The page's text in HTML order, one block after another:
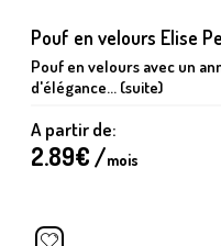
Pouf en velours Elise
Pouf en velours avec un
d'élégance... (suite)
A partir de:
2.89€ /mois